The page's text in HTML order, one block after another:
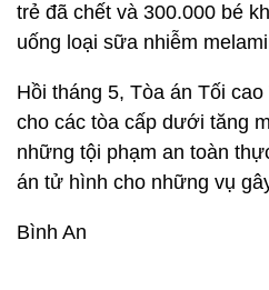
trẻ đã chết và 300.000 bé
uống loại sữa nhiễm
Hồi tháng 5, Tòa án Tối
cho các tòa cấp dưới tăng
những tội phạm an toàn
án tử hình cho những vụ
Bình An